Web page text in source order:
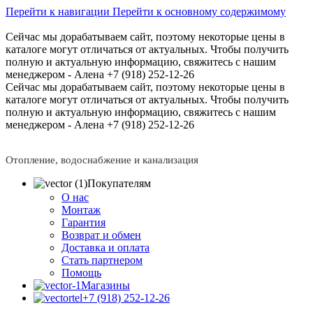
Перейти к навигации Перейти к основному содержимому
Сейчас мы дорабатываем сайт, поэтому некоторые цены в
каталоге могут отличаться от актуальных. Чтобы получить
полную и актуальную информацию, свяжитесь с нашим
менеджером - Алена +7 (918) 252-12-26
Сейчас мы дорабатываем сайт, поэтому некоторые цены в
каталоге могут отличаться от актуальных. Чтобы получить
полную и актуальную информацию, свяжитесь с нашим
менеджером - Алена +7 (918) 252-12-26
Отопление, водоснабжение и канализация
Покупателям
О нас
Монтаж
Гарантия
Возврат и обмен
Доставка и оплата
Стать партнером
Помощь
Магазины
+7 (918) 252-12-26